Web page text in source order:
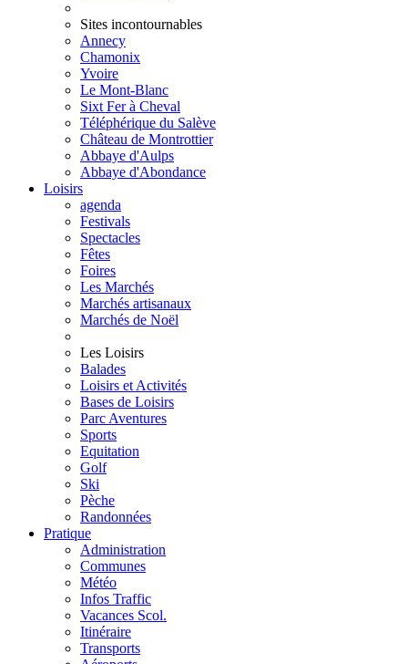
Sites incontournables
Annecy
Chamonix
Yvoire
Le Mont-Blanc
Sixt Fer à Cheval
Téléphérique du Salève
Château de Montrottier
Abbaye d'Aulps
Abbaye d'Abondance
Loisirs
agenda
Festivals
Spectacles
Fêtes
Foires
Les Marchés
Marchés artisanaux
Marchés de Noël
Les Loisirs
Balades
Loisirs et Activités
Bases de Loisirs
Parc Aventures
Sports
Equitation
Golf
Ski
Pèche
Randonnées
Pratique
Administration
Communes
Météo
Infos Traffic
Vacances Scol.
Itinéraire
Transports